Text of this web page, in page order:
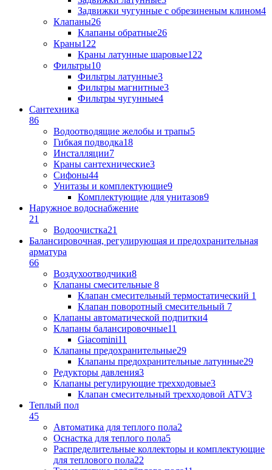
Задвижки чугунные с обрезиненым клином4
Клапаны26
Клапаны обратные26
Краны122
Краны латунные шаровые122
Фильтры10
Фильтры латунные3
Фильтры магнитные3
Фильтры чугунные4
Сантехника
86
Водоотводящие желобы и трапы5
Гибкая подводка18
Инсталляции7
Краны сантехнические3
Сифоны44
Унитазы и комплектующие9
Комплектующие для унитазов9
Наружное водоснабжение
21
Водоочистка21
Балансировочная, регулирующая и предохранительная
арматура
66
Воздухоотводчики8
Клапаны cмесительные 8
Клапан cмесительный термостатический 1
Клапан поворотный cмесительный 7
Клапаны автоматической подпитки4
Клапаны балансировочные11
Giacomini11
Клапаны предохранительные29
Клапаны предохранительные латунные29
Редукторы давления3
Клапаны регулирующие трехходовые3
Клапан смесительный трехходовой ATV3
Теплый пол
45
Автоматика для теплого пола2
Оснастка для теплого пола5
Распределительные коллекторы и комплектующие
для теплового пола22